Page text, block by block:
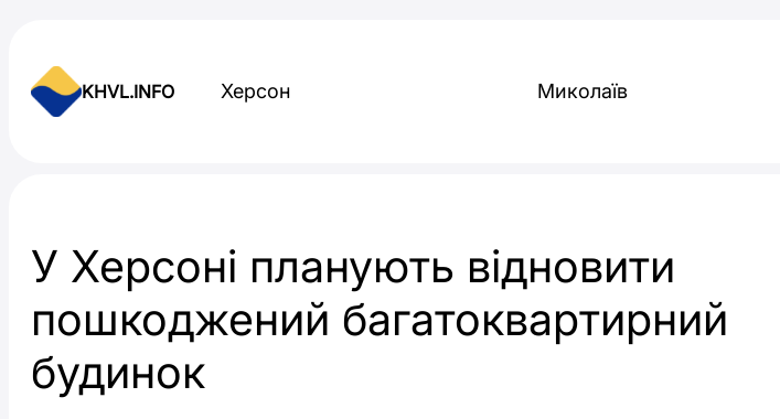
KHVL.INFO Херсон Миколаїв
У Херсоні планують відновити
пошкоджений багатоквартирний
будинок